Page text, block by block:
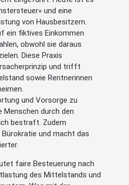
und eine
von Hausbesitzern.
ein fiktives Einkommen
obwohl sie daraus
Diese Praxis
und trifft
sowie Rentnerinnen
und Vorsorge zu
Menschen durch den
bestraft. Zudem
und macht das
faire Besteuerung nach
des Mittelstands und